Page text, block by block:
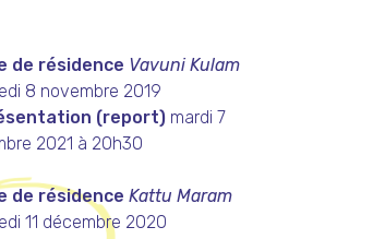
de résidence Vavuni Kulam
8 novembre 2019
(report) mardi 7
2021 à 20h30
de résidence Kattu Maram
11 décembre 2020